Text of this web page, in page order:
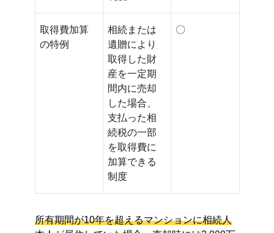
取得費加算
の特例
相続または
遺贈により
取得した財
産を一定期
間内に売却
した場合、
支払った相
続税の一部
を取得費に
加算できる
制度
〇
所有期間が10年を超えるマンションに相続人